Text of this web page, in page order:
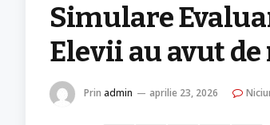
Simulare
Elevii au avut
Prin admin aprilie 23, 2026